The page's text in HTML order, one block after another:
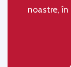
noastre,